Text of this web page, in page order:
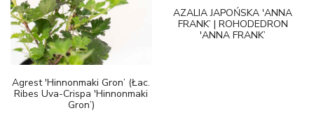
Agrest 'Hinnonmaki Gron’ (łac.
Ribes Uva-Crispa 'Hinnonmaki
Gron’)
AZALIA JAPOŃSKA 'ANNA
FRANK’ | ROHODEDRON
'ANNA FRANK’